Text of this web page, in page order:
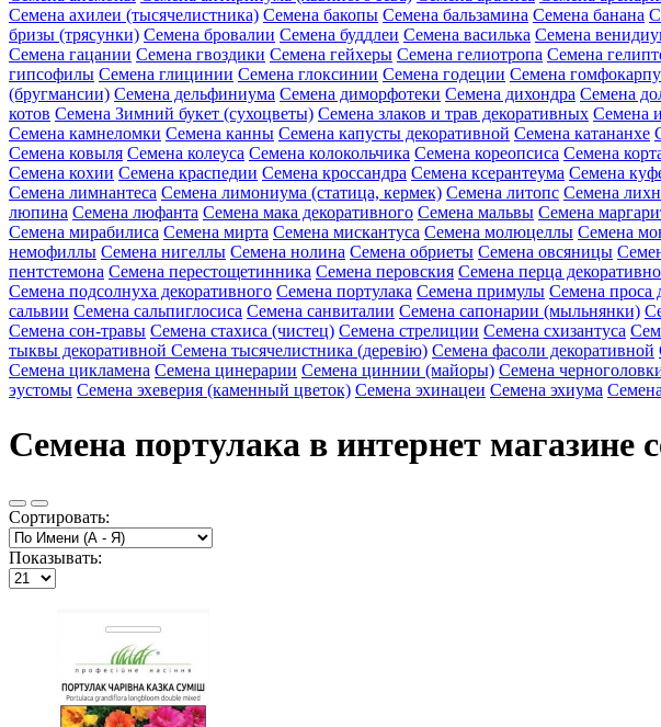
Семена ахилеи (тысячелистника) Семена бакопы Семена бальзамина Семена банана
бризы (трясунки) Семена бровалии Семена буддлеи Семена василька Семена
Семена гацании Семена гвоздики Семена гейхеры Семена гелиотропа Семена
гипсофилы Семена глицинии Семена глоксинии Семена годеции Семена
(бругмансии) Семена дельфиниума Семена диморфотеки Семена дихондра Семена
котов Семена Зимний букет (сухоцветы) Семена злаков и трав декоративных Семена
Семена камнеломки Семена канны Семена капусты декоративной Семена катананхе
Семена ковыля Семена колеуса Семена колокольчика Семена кореопсиса Семена
Семена кохии Семена краспедии Семена кроссандра Семена ксерантеума Семена
Семена лимнантеса Семена лимониума (статица, кермек) Семена литопс Семена
люпина Семена люфанта Семена мака декоративного Семена мальвы Семена
Семена мирабилиса Семена мирта Семена мискантуса Семена молюцеллы Семена
немофиллы Семена нигеллы Семена нолина Семена обриеты Семена овсяницы
пентстемона Семена перестощетинника Семена перовския Семена перца
Семена подсолнуха декоративного Семена портулака Семена примулы Семена проса
сальвии Семена сальпиглосиса Семена санвиталии Семена сапонарии (мыльнянки)
Семена сон-травы Семена стахиса (чистец) Семена стрелиции Семена схизантуса
тыквы декоративной Семена тысячелистника (деревію) Семена фасоли декоративной
Семена цикламена Семена цинерарии Семена циннии (майоры) Семена
эустомы Семена эхеверия (каменный цветок) Семена эхинацеи Семена эхиума
Семена портулака в интернет магазине
Сортировать:
Показывать: